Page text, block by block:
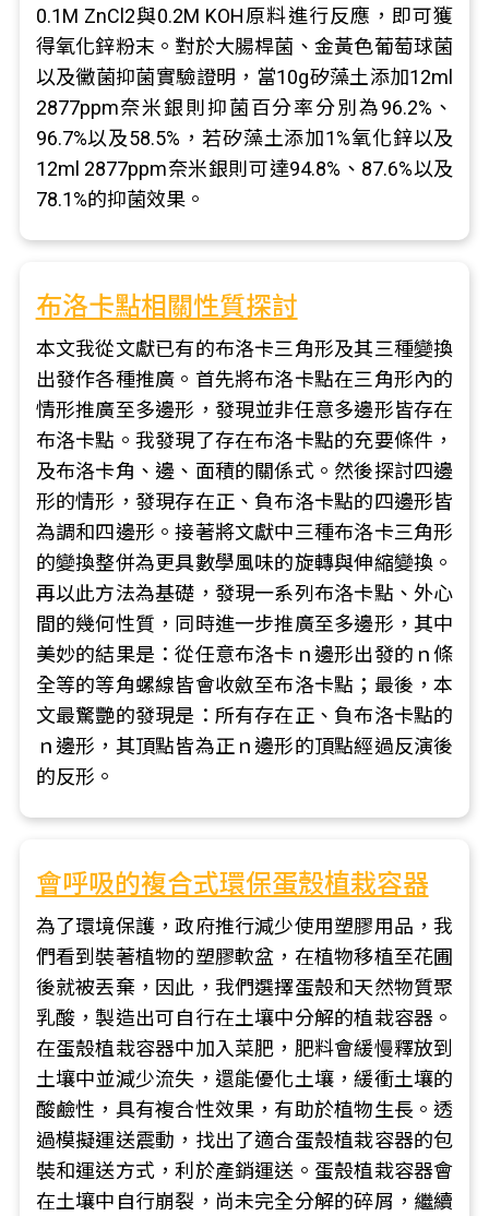
0.1M ZnCl2與0.2M KOH原料進行反應，即可獲
得氧化鋅粉末。對於大腸桿菌、金黃色葡萄球菌
以及黴菌抑菌實驗證明，當10g矽藻土添加12ml
2877ppm奈米銀則抑菌百分率分別為96.2%、
96.7%以及58.5%，若矽藻土添加1%氧化鋅以及
12ml 2877ppm奈米銀則可達94.8%、87.6%以及
78.1%的抑菌效果。
布洛卡點相關性質探討
本文我從文獻已有的布洛卡三角形及其三種變換
出發作各種推廣。首先將布洛卡點在三角形內的
情形推廣至多邊形，發現並非任意多邊形皆存在
布洛卡點。我發現了存在布洛卡點的充要條件，
及布洛卡角、邊、面積的關係式。然後探討四邊
形的情形，發現存在正、負布洛卡點的四邊形皆
為調和四邊形。接著將文獻中三種布洛卡三角形
的變換整併為更具數學風味的旋轉與伸縮變換。
再以此方法為基礎，發現一系列布洛卡點、外心
間的幾何性質，同時進一步推廣至多邊形，其中
美妙的結果是：從任意布洛卡ｎ邊形出發的ｎ條
全等的等角螺線皆會收斂至布洛卡點；最後，本
文最驚艷的發現是：所有存在正、負布洛卡點的
ｎ邊形，其頂點皆為正ｎ邊形的頂點經過反演後
的反形。
會呼吸的複合式環保蛋殼植栽容器
為了環境保護，政府推行減少使用塑膠用品，我
們看到裝著植物的塑膠軟盆，在植物移植至花圃
後就被丟棄，因此，我們選擇蛋殼和天然物質聚
乳酸，製造出可自行在土壤中分解的植栽容器。
在蛋殼植栽容器中加入菜肥，肥料會緩慢釋放到
土壤中並減少流失，還能優化土壤，緩衝土壤的
酸鹼性，具有複合性效果，有助於植物生長。透
過模擬運送震動，找出了適合蛋殼植栽容器的包
裝和運送方式，利於產銷運送。蛋殼植栽容器會
在土壤中自行崩裂，尚未完全分解的碎屑，繼續